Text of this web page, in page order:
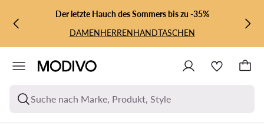
ZUM HAUPTINHALT SPRINGEN
ZUR SUCHEDer letzte Hauch des Sommers bis zu -35%
DAMENHERRENHANDTASCHEN
Suche nach Marke, Produkt, Style